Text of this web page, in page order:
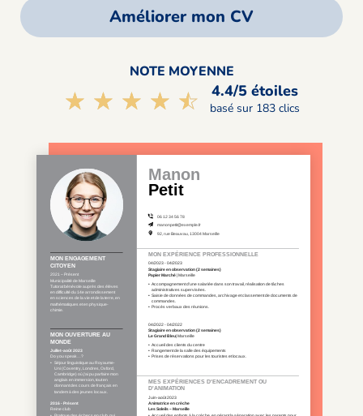
Améliorer mon CV
NOTE MOYENNE
☆☆☆☆☆
★★★★★ 4.4/5 étoiles
basé sur 183 clics